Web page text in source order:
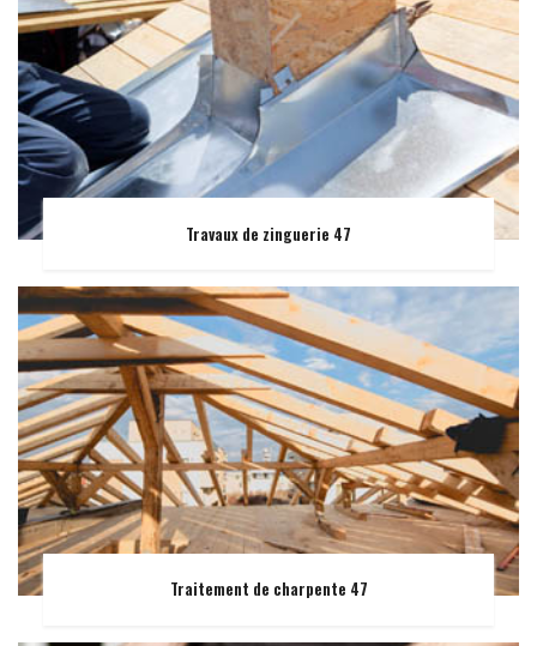
Travaux de zinguerie 47
Traitement de charpente 47